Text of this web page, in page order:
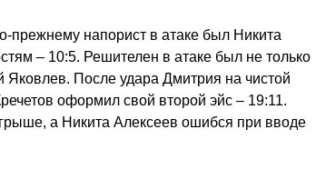
прежнему напорист в атаке был Никита
– 10:5. Решителен в атаке был не только
Яковлев. После удара Дмитрия на чистой
оформил свой второй эйс – 19:11.
а Никита Алексеев ошибся при вводе